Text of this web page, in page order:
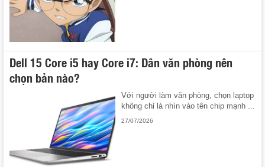
Dell 15 Core i5 hay Core i7: Dân văn phòng nên
chọn bản nào?
Với người làm văn phòng, chọn laptop
không chỉ là nhìn vào tên chip mạnh ...
27/07/2026